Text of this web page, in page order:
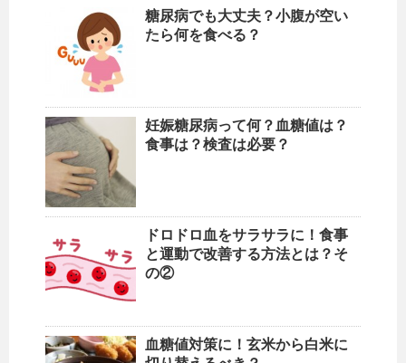
糖尿病でも大丈夫？小腹が空い
たら何を食べる？
妊娠糖尿病って何？血糖値は？
食事は？検査は必要？
ドロドロ血をサラサラに！食事
と運動で改善する方法とは？そ
の②
血糖値対策に！玄米から白米に